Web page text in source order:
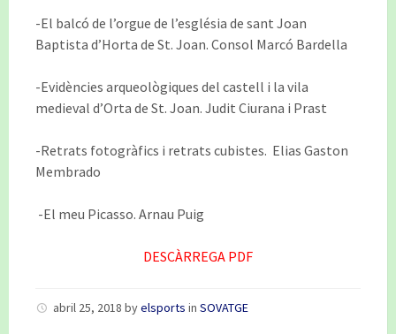
-El balcó de l’orgue de l’església de sant Joan
Baptista d’Horta de St. Joan. Consol Marcó Bardella
-Evidències arqueològiques del castell i la vila
medieval d’Orta de St. Joan. Judit Ciurana i Prast
-Retrats fotogràfics i retrats cubistes. Elias Gaston
Membrado
-El meu Picasso. Arnau Puig
DESCÀRREGA PDF
abril 25, 2018 byelsports in SOVATGE